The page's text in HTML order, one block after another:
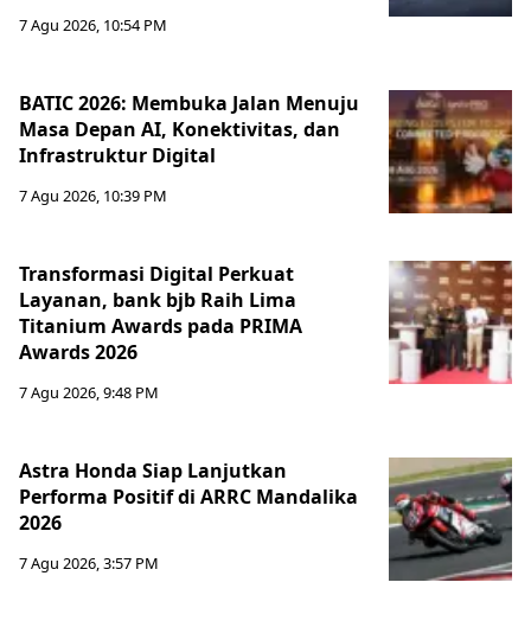
7 Agu 2026, 10:54 PM
BATIC 2026: Membuka Jalan Menuju
Masa Depan AI, Konektivitas, dan
Infrastruktur Digital
7 Agu 2026, 10:39 PM
Transformasi Digital Perkuat
Layanan, bank bjb Raih Lima
Titanium Awards pada PRIMA
Awards 2026
7 Agu 2026, 9:48 PM
Astra Honda Siap Lanjutkan
Performa Positif di ARRC Mandalika
2026
7 Agu 2026, 3:57 PM